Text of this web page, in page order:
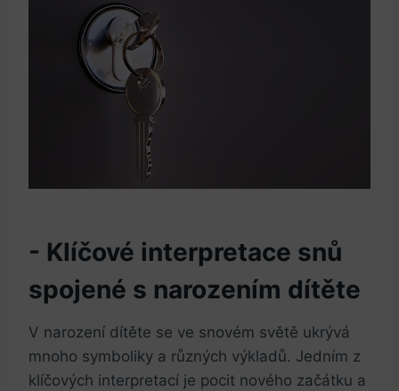
-​ Klíčové ⁣interpretace ⁣snů
spojené s⁢ narozením dítěte
V ‍narození⁣ dítěte se ve ⁤snovém světě ​ukrývá
mnoho symboliky a různých výkladů. Jedním z
klíčových ‍interpretací ⁤je pocit nového začátku a